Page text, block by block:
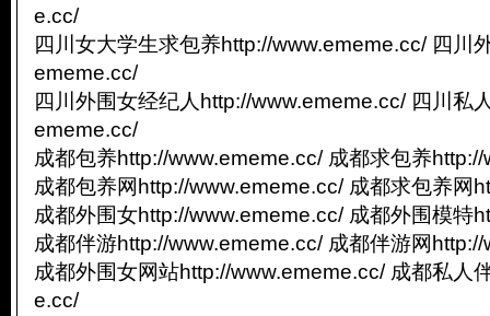
e.cc/
四川女大学生求包养http://www.ememe.cc/ 四川
ememe.cc/
四川外围女经纪人http://www.ememe.cc/ 四川私
ememe.cc/
成都包养http://www.ememe.cc/ 成都求包养
成都包养网http://www.ememe.cc/ 成都求包养网
成都外围女http://www.ememe.cc/ 成都外围模特
成都伴游http://www.ememe.cc/ 成都伴游网
成都外围女网站http://www.ememe.cc/ 成都私人
e.cc/